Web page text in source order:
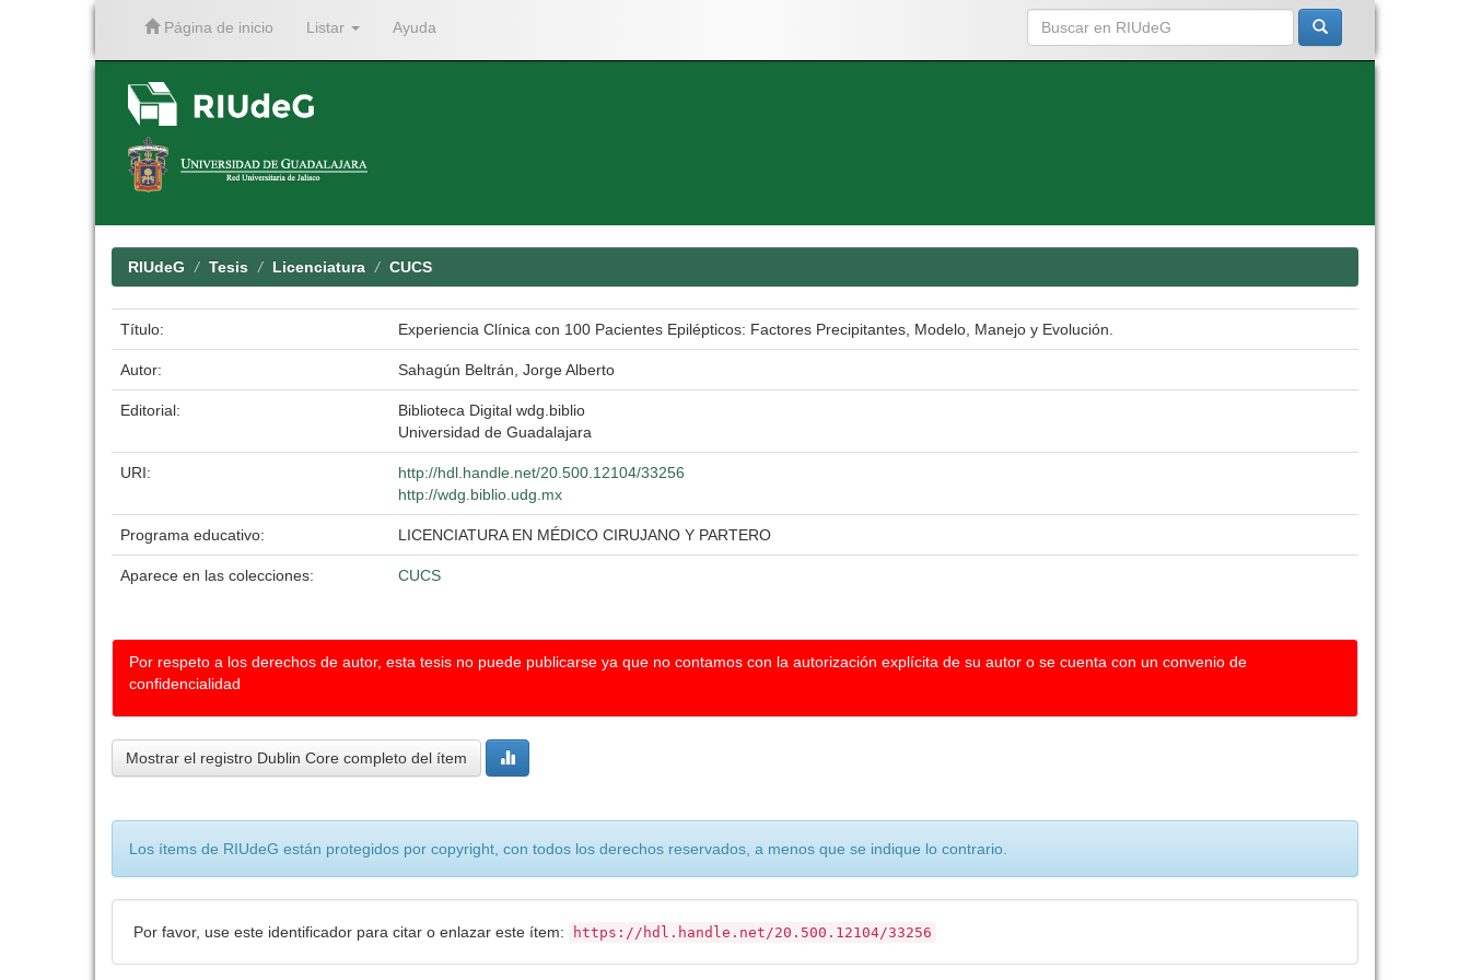
Página de inicio Listar Ayuda
RIUdeG Tesis Licenciatura CUCS
Título: Experiencia Clínica con 100 Pacientes Epilépticos: Factores Precipitantes, Modelo, Manejo y Evolución.
Autor: Sahagún Beltrán, Jorge Alberto
Editorial:
Biblioteca Digital wdg.biblio
Universidad de Guadalajara
URI:
http://hdl.handle.net/20.500.12104/33256
http://wdg.biblio.udg.mx
Programa educativo: LICENCIATURA EN MÉDICO CIRUJANO Y PARTERO
Aparece en las colecciones: CUCS
Por respeto a los derechos de autor, esta tesis no puede publicarse ya que no contamos con la autorización explícita de su autor o se cuenta con un convenio de
confidencialidad
Mostrar el registro Dublin Core completo del ítem
Los ítems de RIUdeG están protegidos por copyright, con todos los derechos reservados, a menos que se indique lo contrario.
Por favor, use este identificador para citar o enlazar este ítem: https://hdl.handle.net/20.500.12104/33256